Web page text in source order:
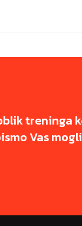
treninga
Vas